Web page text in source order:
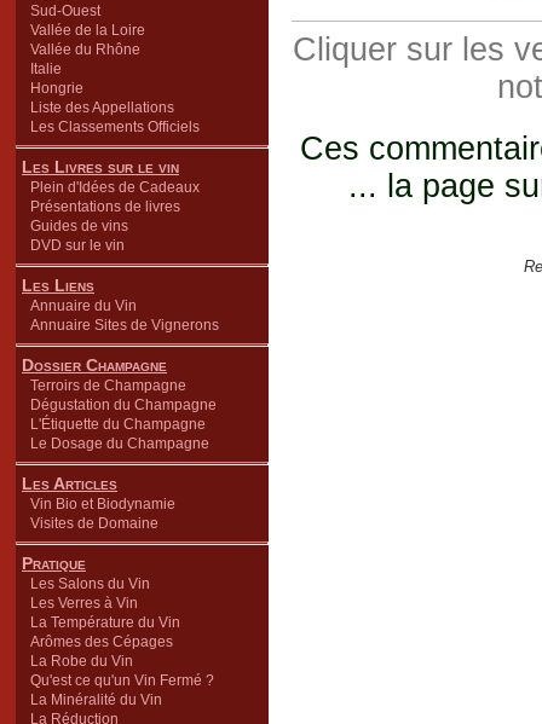
Sud-Ouest
Vallée de la Loire
Vallée du Rhône
Italie
Hongrie
Liste des Appellations
Les Classements Officiels
Les Livres sur le vin
Plein d'Idées de Cadeaux
Présentations de livres
Guides de vins
DVD sur le vin
Les Liens
Annuaire du Vin
Annuaire Sites de Vignerons
Dossier Champagne
Terroirs de Champagne
Dégustation du Champagne
L'Étiquette du Champagne
Le Dosage du Champagne
Les Articles
Vin Bio et Biodynamie
Visites de Domaine
Pratique
Les Salons du Vin
Les Verres à Vin
La Température du Vin
Arômes des Cépages
La Robe du Vin
Qu'est ce qu'un Vin Fermé ?
La Minéralité du Vin
La Réduction
Cliquer sur les
Ces
... la page